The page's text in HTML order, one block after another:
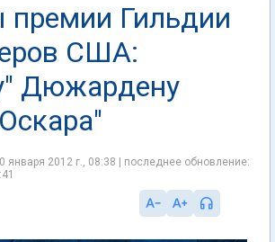
премии Гильдии
США:
Дюжардену
января 2012 г., 08:38 | последнее обновление: